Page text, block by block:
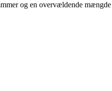
og en overvældende